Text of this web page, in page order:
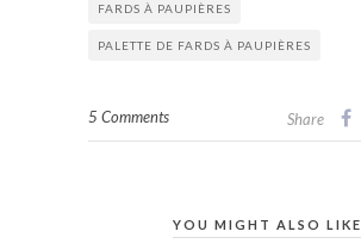
FARDS À PAUPIÈRES
PALETTE DE FARDS À PAUPIÈRES
5 Comments Share
YOU MIGHT ALSO LIKE